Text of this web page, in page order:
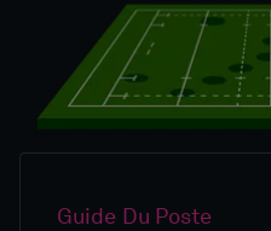
Guide Du Poste